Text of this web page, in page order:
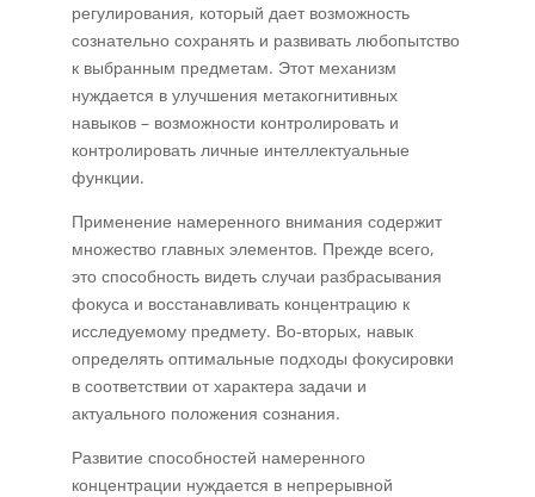
регулирования, который дает возможность
сознательно сохранять и развивать любопытство
к выбранным предметам. Этот механизм
нуждается в улучшения метакогнитивных
навыков – возможности контролировать и
контролировать личные интеллектуальные
функции.
Применение намеренного внимания содержит
множество главных элементов. Прежде всего,
это способность видеть случаи разбрасывания
фокуса и восстанавливать концентрацию к
исследуемому предмету. Во-вторых, навык
определять оптимальные подходы фокусировки
в соответствии от характера задачи и
актуального положения сознания.
Развитие способностей намеренного
концентрации нуждается в непрерывной